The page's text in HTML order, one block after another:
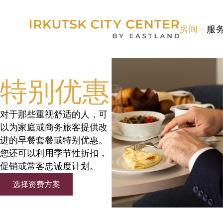
房间 服
特别优惠
对于那些重视舒适的人，可
以为家庭或商务旅客提供改
进的早餐套餐或特别优惠。
您还可以利用季节性折扣，
促销或常客忠诚度计划。
选择资费方案